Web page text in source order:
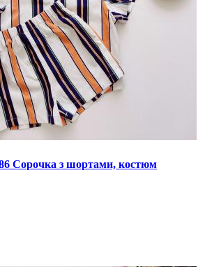
Сорочка з шортами, костюм